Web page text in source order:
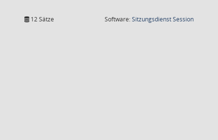
12 Sätze Software:SitzungsdienstSession(Wird in